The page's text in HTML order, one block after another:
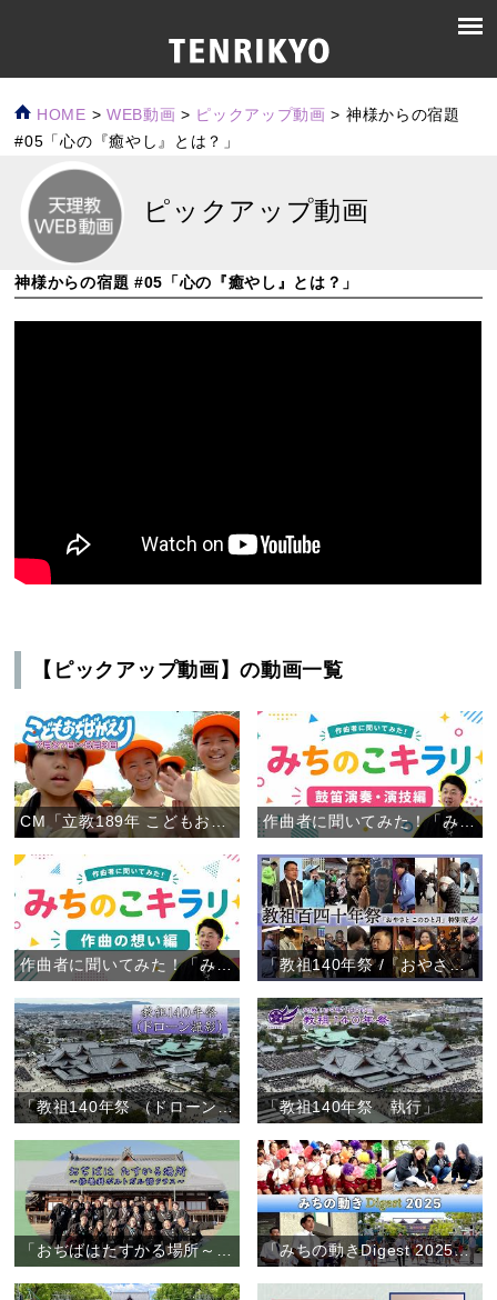
HOME > WEB動画 > ピックアップ動画 > 神様からの宿題
#05「心の『癒やし』とは？」
ピックアップ動画
神様からの宿題 #05「心の『癒やし』とは？」
【ピックアップ動画】の動画一覧
CM「立教189年 こどもおぢばがえり」 作曲者に聞いてみた！「みちのこキラリ」鼓笛演奏・演技編
作曲者に聞いてみた！「みちのこキラリ」作曲の想い編 「教祖140年祭 /『おやさと このひと月』特別版」
「教祖140年祭 （ドローン撮影）」 「教祖140年祭 執行」
「みちの動きDigest 2025」（2025年1月～12月）